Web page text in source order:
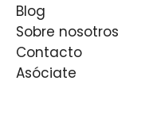
Blog
Sobre nosotros
Contacto
Asóciate